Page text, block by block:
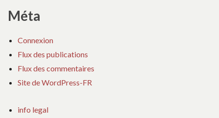
Méta
Connexion
Flux des publications
Flux des commentaires
Site de WordPress-FR
info legal